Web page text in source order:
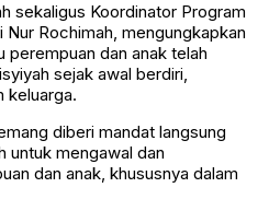
sekaligus Koordinator Program
Nur Rochimah, mengungkapkan
perempuan dan anak telah
sejak awal berdiri,
keluarga.
diberi mandat langsung
untuk mengawal dan
dan anak, khususnya dalam